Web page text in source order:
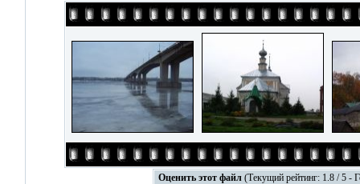
Оценить этот файл (Текущий рейтинг: 1.8 / 5 -